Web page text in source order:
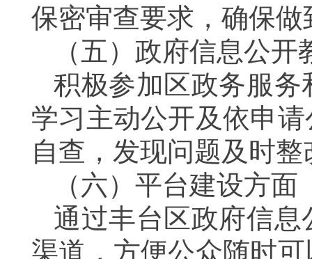
保密审查要求，确保
（五）政府信息公开
积极参加区政务服
学习主动公开及依申
自查，发现问题及时整
（六）平台建设方面
通过丰台区政府信
渠道，方便公众随时